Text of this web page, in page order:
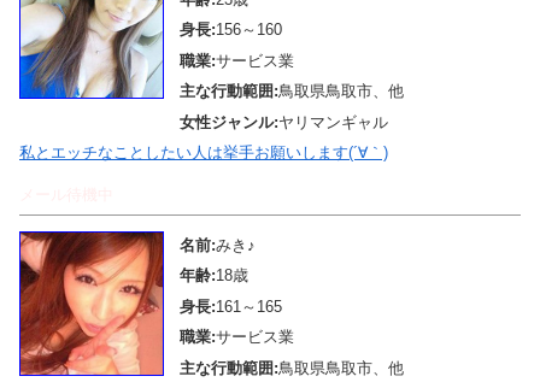
身長:156～160
職業:サービス業
主な行動範囲:鳥取県鳥取市、他
女性ジャンル:ヤリマンギャル
私とエッチなことしたい人は挙手お願いします(´∀｀)
名前:みき♪
年齢:18歳
身長:161～165
職業:サービス業
主な行動範囲:鳥取県鳥取市、他